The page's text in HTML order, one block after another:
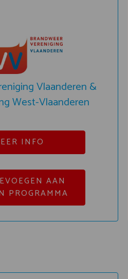
Vlaanderen &
West-Vlaanderen
INFO
AAN
PROGRAMMA